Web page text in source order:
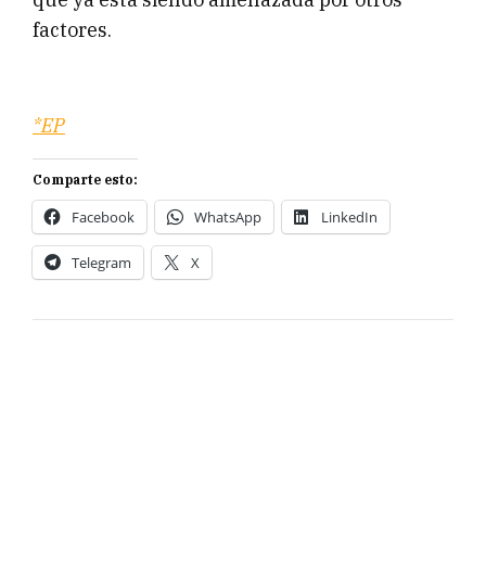
factores.
*EP
Comparte esto:
Facebook WhatsApp LinkedIn
Telegram X